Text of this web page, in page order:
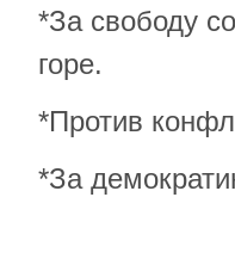
*За свободу
горе.
*Против
*За